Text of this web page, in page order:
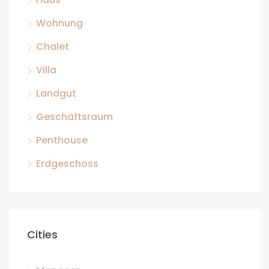
Wohnung
Chalet
Villa
Landgut
Geschäftsraum
Penthouse
Erdgeschoss
Cities